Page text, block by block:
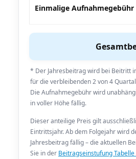
Einmalige Aufnahmegebühr
* Der Jahresbeitrag wird bei Beitritt
für die verbleibenden 2 von 4
Die Aufnahmegebühr wird
in voller Höhe fällig.
Dieser anteilige Preis gilt
Eintrittsjahr. Ab dem Folgejahr wird
Jahresbeitrag fällig – die aktuellen
Sie in der Beitragseinstufung Tabelle